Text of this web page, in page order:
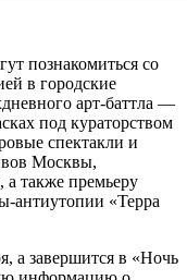
познакомиться со
в городские
арт-баттла —
под кураторством
спектакли и
Москвы,
а также премьеру
антиутопии «Терра
а завершится в «Ночь